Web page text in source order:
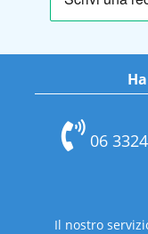
06
Il nostro